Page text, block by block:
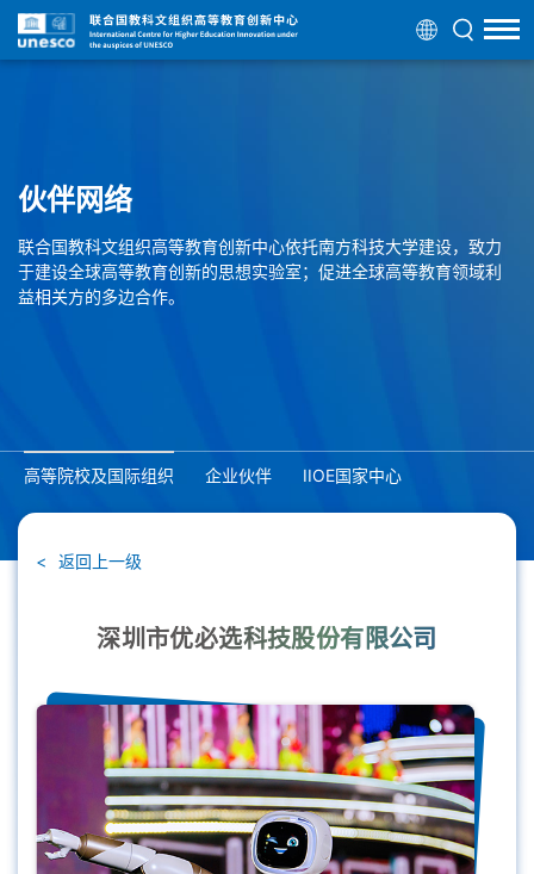
伙伴网络
联合国教科文组织高等教育创新中心依托南方科技大学建设，致力
于建设全球高等教育创新的思想实验室；促进全球高等教育领域利
益相关方的多边合作。
高等院校及国际组织 企业伙伴 IIOE国家中心
返回上一级
深圳市优必选科技股份有限公司